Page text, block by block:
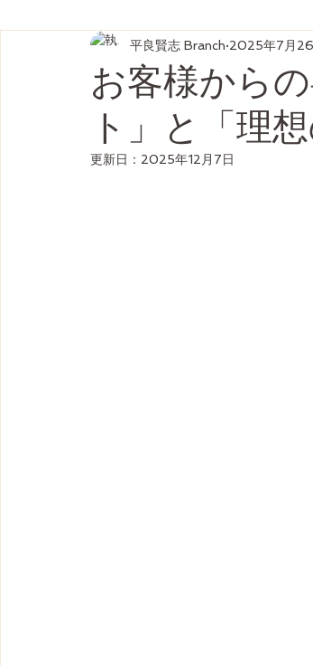
お客様から
ト」と「理
平良賢志 Branch 2025年7月
更新日： 2025年12月7日